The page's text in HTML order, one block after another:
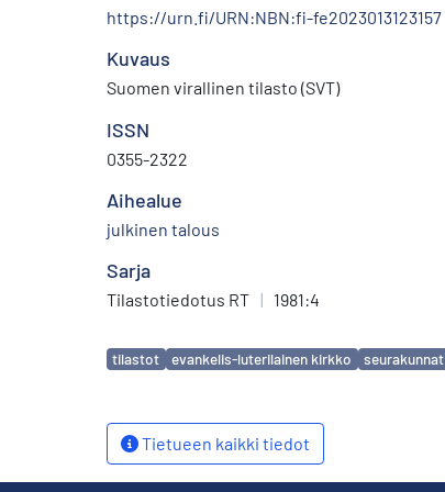
https://urn.fi/URN:NBN:fi-fe2023013123157
Kuvaus
Suomen virallinen tilasto (SVT)
ISSN
0355-2322
Aihealue
julkinen talous
Sarja
Tilastotiedotus RT | 1981:4
Avainsanat
tilastot evankelis-luterilainen kirkko seurakunnat
Tietueen kaikki tiedot